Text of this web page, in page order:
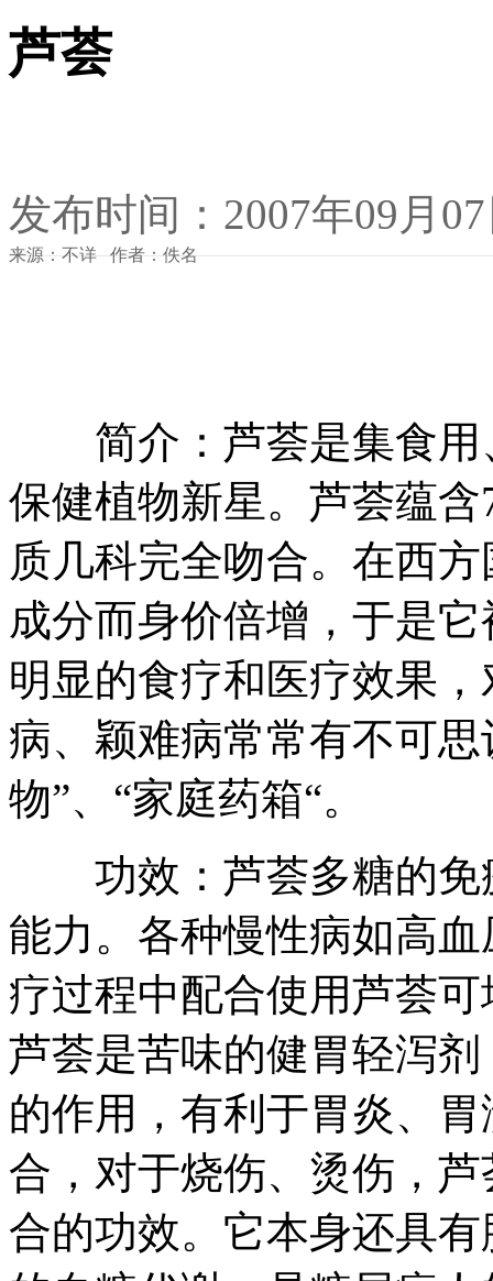
芦荟
发布时间：2007年09月
来源：不详 作者：佚名
简介：芦荟是集食用
保健植物新星。芦荟蕴
质几科完全吻合。在西
成分而身价倍增，于是
明显的食疗和医疗效果
病、颖难病常常有不可
物”、“家庭药箱“。
功效：芦荟多糖的免
能力。各种慢性病如高
疗过程中配合使用芦荟
芦荟是苦味的健胃轻泻
的作用，有利于胃炎、
合，对于烧伤、烫伤，
合的功效。它本身还具